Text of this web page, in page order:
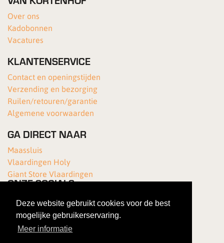
Deze website gebruikt cookies voor de best
mogelijke gebruikerservaring.
Meer informatie
Over ons
Kadobonnen
Vacatures
KLANTENSERVICE
Contact en openingstijden
Verzending en bezorging
Ruilen/retouren/garantie
Algemene voorwaarden
GA DIRECT NAAR
Maassluis
Vlaardingen Holy
Giant Store Vlaardingen
ONZE SOCIALS